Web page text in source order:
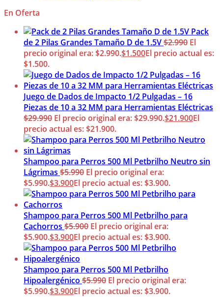
En Oferta
Pack
de 2 Pilas Grandes Tamaño D de 1.5V$2.990 El
precio original era: $2.990.$1.500El precio actual es:
$1.500.
Juego de Dados de Impacto 1/2 Pulgadas – 16
Piezas de 10 a 32 MM para Herramientas Eléctricas
$29.990 El precio original era: $29.990.$21.900El
precio actual es: $21.900.
Shampoo para Perros 500 Ml Petbrilho Neutro sin
Lágrimas $5.990 El precio original era:
$5.990.$3.900El precio actual es: $3.900.
Shampoo para Perros 500 Ml Petbrilho para
Cachorros $5.900 El precio original era:
$5.900.$3.900El precio actual es: $3.900.
Shampoo para Perros 500 Ml Petbrilho
Hipoalergénico $5.990 El precio original era:
$5.990.$3.900El precio actual es: $3.900.